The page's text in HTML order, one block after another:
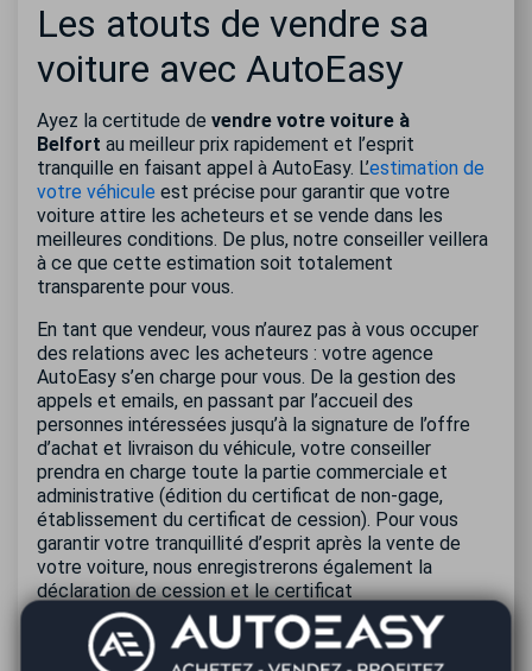
Les atouts de vendre sa
voiture avec AutoEasy
Ayez la certitude de vendre votre voiture à
Belfort au meilleur prix rapidement et l’esprit
tranquille en faisant appel à AutoEasy. L’estimation de
votre véhicule est précise pour garantir que votre
voiture attire les acheteurs et se vende dans les
meilleures conditions. De plus, notre conseiller veillera
à ce que cette estimation soit totalement
transparente pour vous.
En tant que vendeur, vous n’aurez pas à vous occuper
des relations avec les acheteurs : votre agence
AutoEasy s’en charge pour vous. De la gestion des
appels et emails, en passant par l’accueil des
personnes intéressées jusqu’à la signature de l’offre
d’achat et livraison du véhicule, votre conseiller
prendra en charge toute la partie commerciale et
administrative (édition du certificat de non-gage,
établissement du certificat de cession). Pour vous
garantir votre tranquillité d’esprit après la vente de
votre voiture, nous enregistrerons également la
déclaration de cession et le certificat
d’immatriculation au nom du nouveau propriétaire. En
passant par AutoEasy pour vendre votre voiture
d’occasion, vous pouvez être sûr que la vente sera